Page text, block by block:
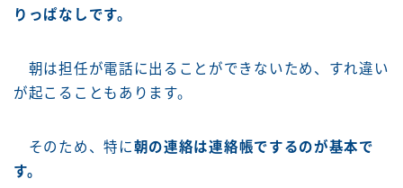
りっぱなしです。
朝は担任が電話に出ることができないため、すれ違い
が起こることもあります。
そのため、特に朝の連絡は連絡帳でするのが基本で
す。